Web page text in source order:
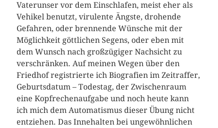
Vaterunser vor dem Einschlafen, meist eher als
Vehikel benutzt, virulente Ängste, drohende
Gefahren, oder brennende Wünsche mit der
Möglichkeit göttlichen Segens, oder eben mit
dem Wunsch nach großzügiger Nachsicht zu
verschränken. Auf meinen Wegen über den
Friedhof registrierte ich Biografien im Zeitraffer,
Geburtsdatum – Todestag, der Zwischenraum
eine Kopfrechenaufgabe und noch heute kann
ich mich dem Automatismus dieser Übung nicht
entziehen. Das Innehalten bei ungewöhnlichen